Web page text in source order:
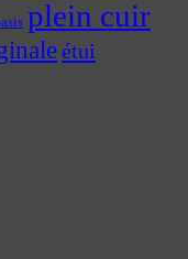
plein cuir
étui